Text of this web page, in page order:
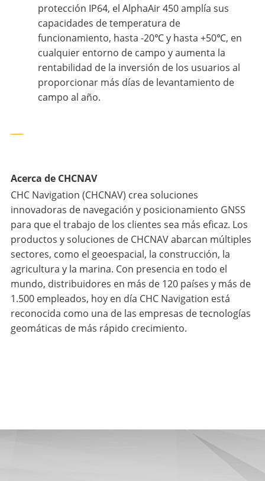
protección IP64, el AlphaAir 450 amplía sus
capacidades de temperatura de
funcionamiento, hasta -20℃ y hasta +50℃, en
cualquier entorno de campo y aumenta la
rentabilidad de la inversión de los usuarios al
proporcionar más días de levantamiento de
campo al año.
Acerca de CHCNAV
CHC Navigation (CHCNAV) crea soluciones
innovadoras de navegación y posicionamiento GNSS
para que el trabajo de los clientes sea más eficaz. Los
productos y soluciones de CHCNAV abarcan múltiples
sectores, como el geoespacial, la construcción, la
agricultura y la marina. Con presencia en todo el
mundo, distribuidores en más de 120 países y más de
1.500 empleados, hoy en día CHC Navigation está
reconocida como una de las empresas de tecnologías
geomáticas de más rápido crecimiento.